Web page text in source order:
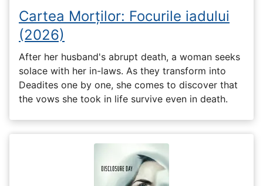
Cartea Morților: Focurile iadului
(2026)
After her husband's abrupt death, a woman seeks
solace with her in-laws. As they transform into
Deadites one by one, she comes to discover that
the vows she took in life survive even in death.